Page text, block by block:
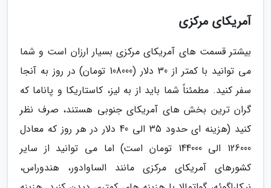
آمریکای مرکزی
بیشتر قسمت های آمریکای مرکزی بسیار ارزان است و شما
می توانید با کمتر از 30 دلار (108000 تومان) در روز به آنجا
سفر کنید. مطمئناً شما باید از به لیز، کاستاریکا و پاناما که
گران ترین بخش های آمریکای جنوبی هستند، صرف نظر
کنید (هزینه ای حدود 35 الی 40 دلار در هر روز که معادل
126000 الی 144000 تومان است) اما می توانید از سایر
کشورهای آمریکای مرکزی مانند الساوادور، هندوراس،